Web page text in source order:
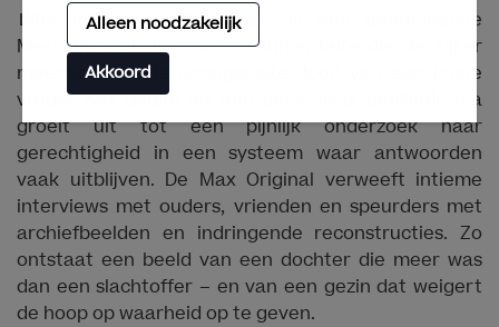
Alleen noodzakelijk
Akkoord
Who Killed Our Daughter?
is een aangrijpende
Mexicaanse true-crime documentaire die de kijker
meeneemt in de onopgeloste dood van een jonge
vrouw. Wat begint als een persoonlijk familiedrama
groeit uit tot een pijnlijk onderzoek naar
gerechtigheid in een systeem waar antwoorden
vaak uitblijven. De Max Original verweeft intieme
interviews met ouders, vrienden en speurders met
archiefbeelden en indringende reconstructies. Zo
ontstaat een beeld van een dochter die meer was
dan een slachtoffer – en van een gezin dat weigert
de hoop op waarheid op te geven.